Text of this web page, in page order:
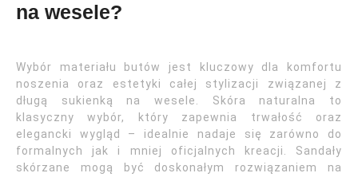
na wesele?
Wybór materiału butów jest kluczowy dla komfortu
noszenia oraz estetyki całej stylizacji związanej z
długą sukienką na wesele. Skóra naturalna to
klasyczny wybór, który zapewnia trwałość oraz
elegancki wygląd – idealnie nadaje się zarówno do
formalnych jak i mniej oficjalnych kreacji. Sandały
skórzane mogą być doskonałym rozwiązaniem na